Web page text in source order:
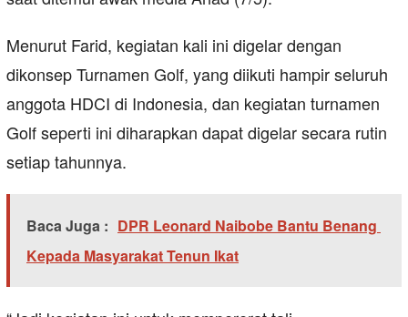
Menurut Farid, kegiatan kali ini digelar dengan
dikonsep Turnamen Golf, yang diikuti hampir seluruh
anggota HDCI di Indonesia, dan kegiatan turnamen
Golf seperti ini diharapkan dapat digelar secara rutin
setiap tahunnya.
Baca Juga : DPR Leonard Naibobe Bantu Benang
Kepada Masyarakat Tenun Ikat